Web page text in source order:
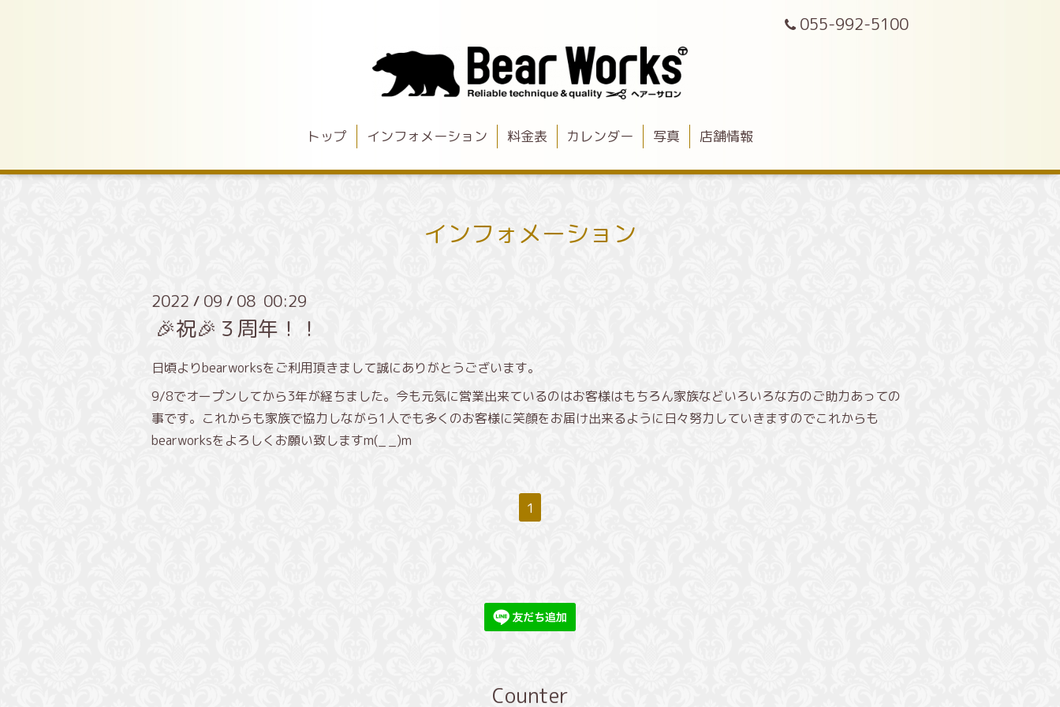
055-992-5100
トップ インフォメーション 料金表 カレンダー 写真 店舗情報
インフォメーション
2022 / 09 / 08 00:29
🎉祝🎉３周年！！
日頃よりbearworksをご利用頂きまして誠にありがとうございます。
9/8でオープンしてから3年が経ちました。今も元気に営業出来ているのはお客様はもちろん家族などいろいろな方のご助力あっての
事です。これからも家族で協力しながら1人でも多くのお客様に笑顔をお届け出来るように日々努力していきますのでこれからも
bearworksをよろしくお願い致しますm(_ _)m
1
Counter